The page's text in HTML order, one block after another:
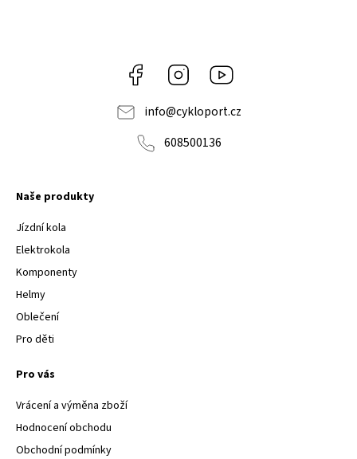
Facebook Instagram
info@cykloport.cz
608500136
Naše produkty
Jízdní kola
Elektrokola
Komponenty
Helmy
Oblečení
Pro děti
Pro vás
Vrácení a výměna zboží
Hodnocení obchodu
Obchodní podmínky